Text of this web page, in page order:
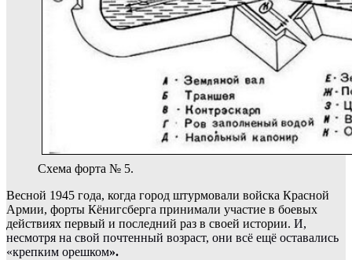
Схема форта № 5.
Весной 1945 года, когда город штурмовали войска Красной
Армии, форты Кёнигсберга принимали участие в боевых
действиях первый и последний раз в своей истории. И,
несмотря на свой почтенный возраст, они всё ещё оставались
«крепким орешком».